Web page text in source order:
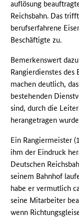
auflösung
Reichsbahn. Das
berufserfahrene
Beschäftigte zu.
Bemerkenswert
Rangierdienstes des
machen deutlich,
bestehenden
sind, durch die
herangetragen
Ein Rangiermeister
ihm der Eindruck
Deutschen
seinem Bahnhof
habe er vermutlich
seine Mitarbeiter
wenn